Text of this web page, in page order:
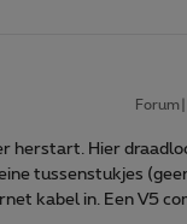
herstart. Hier
tussenstukjes
kabel in. Een V5